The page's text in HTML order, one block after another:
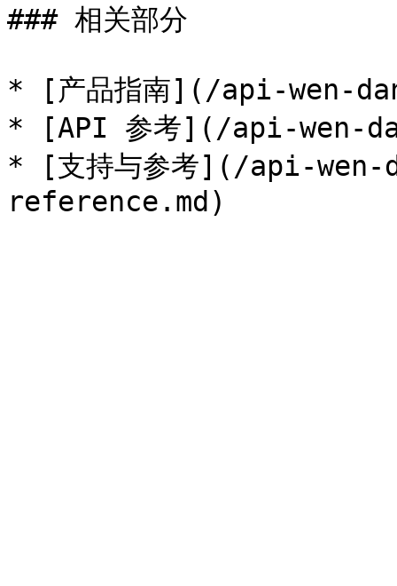
### 相关部分
* [产品指南](/api-wen-
* [API 参考](/api-wen-
* [支持与参考](/api-wen-